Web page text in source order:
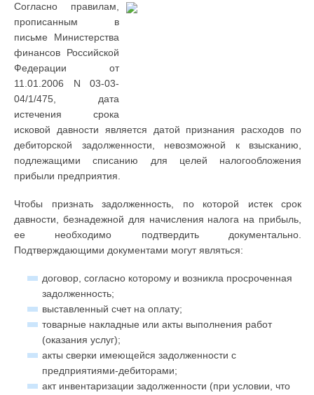
Согласно правилам,
прописанным в
письме Министерства
финансов Российской
Федерации от
11.01.2006 N 03-03-
04/1/475, дата
истечения срока
исковой давности является датой признания расходов по
дебиторской задолженности, невозможной к взысканию,
подлежащими списанию для целей налогообложения
прибыли предприятия.
Чтобы признать задолженность, по которой истек срок
давности, безнадежной для начисления налога на прибыль,
ее необходимо подтвердить документально.
Подтверждающими документами могут являться:
договор, согласно которому и возникла просроченная
задолженность;
выставленный счет на оплату;
товарные накладные или акты выполнения работ
(оказания услуг);
акты сверки имеющейся задолженности с
предприятиями-дебиторами;
акт инвентаризации задолженности (при условии, что